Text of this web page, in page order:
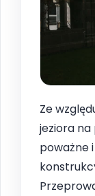
Ze
jeziora na
poważne